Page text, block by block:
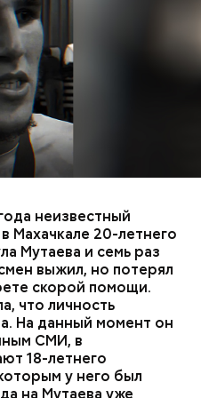
неизвестный
Махачкале 20-летнего
Мутаева и семь раз
выжил, но потерял
скорой помощи.
что личность
На данный момент он
СМИ, в
18-летнего
у него был
на Мутаева уже
возвращался домой с
дома на улице
бойца напал
подъезда, выстрелил
полицию и скорую
бессильны —
в больницу.
КОМИТЕТ
ММА
СМЕРТЬ
— нельзя быть
и хорошей
детей,
достигло
появился на свет в
малышей родились в
годами позже
сетях про
из подмосковного